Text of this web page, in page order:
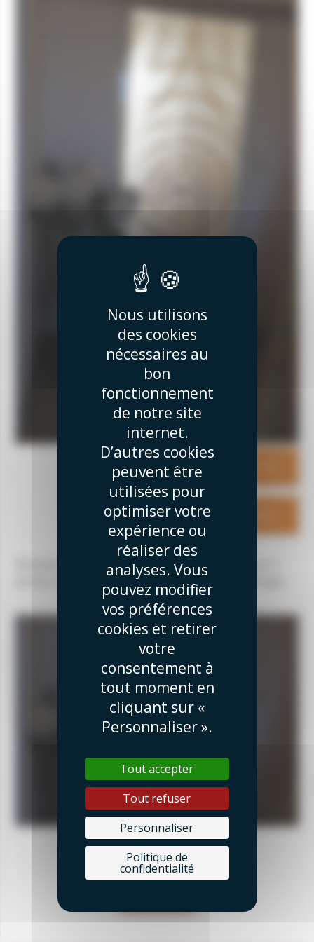
NOUS CONTACTER
OBTENIR UN DEVIS
Remplacement d'une porte en bois classique par 2
portes coulissantes en verre avec motif symétrique
Nous utilisons
des cookies
nécessaires au
bon
fonctionnement
de notre site
internet.
D’autres cookies
peuvent être
utilisées pour
optimiser votre
expérience ou
réaliser des
analyses. Vous
pouvez modifier
vos préférences
cookies et retirer
votre
consentement à
tout moment en
cliquant sur «
Personnaliser ».
Tout accepter
Tout refuser
Personnaliser
Politique de
confidentialité